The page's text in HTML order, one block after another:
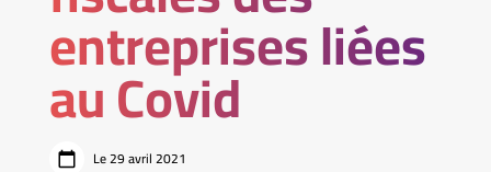
entreprises liées
au Covid
Le 29 avril 2021